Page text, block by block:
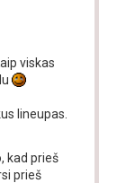
viskas
lineupas.
kad prieš
prieš